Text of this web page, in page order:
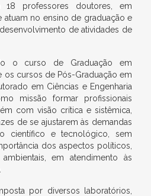
professores doutores, em
atuam no ensino de graduação e
de atividades de
o curso de Graduação em
os cursos de Pós-Graduação em
em Ciências e Engenharia
missão formar profissionais
com visão crítica e sistêmica,
de se ajustarem às demandas
científico e tecnológico, sem
dos aspectos políticos,
em atendimento às
por diversos laboratórios,